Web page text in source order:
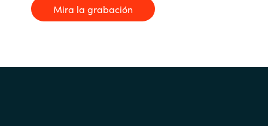
Mira la grabación